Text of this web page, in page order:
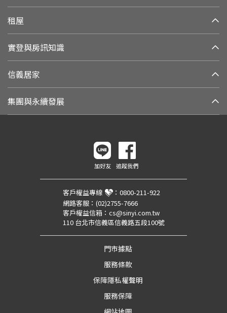
租屋
實登與房訊知識
信義居家
集團與永續發展
加好友 追蹤我們
客戶權益專線 ： 0800-211-922
網路客服： (02)2755-7666
客戶權益信箱： cs@sinyi.com.tw
110 台北市信義區信義路五段100號
門市據點
服務條款
保障隱私權聲明
服務保障